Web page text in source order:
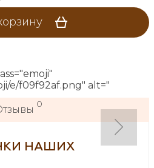
e/f09f92af.png" alt="
0
НАШИХ